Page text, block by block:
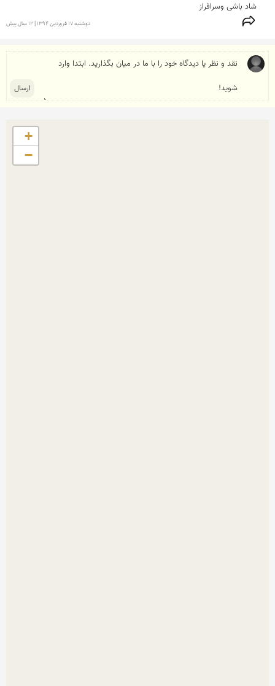
شاد باشی وسرافراز
دوشنبه 17 فروردين 1394 | 12 سال پیش
+
−